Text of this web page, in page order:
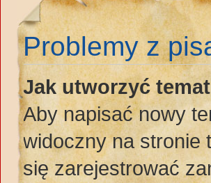
Problemy z
Jak utworzyć
Aby napisać nowy
widoczny na stronie
się zarejestrować